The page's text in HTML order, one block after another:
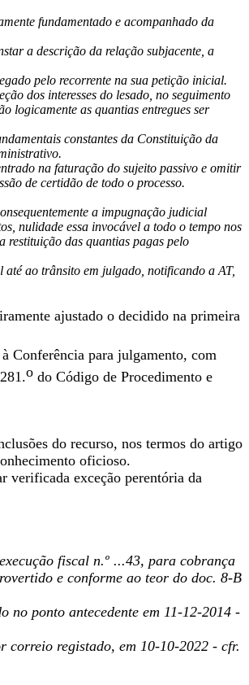
fundamentado e acompanhado da
a descrição da relação subjacente, a
pelo recorrente na sua petição inicial.
dos interesses do lesado, no seguimento
logicamente as quantias entregues ser
constantes da Constituição da
na faturação do sujeito passivo e omitir
de certidão de todo o processo.
a impugnação judicial
nulidade essa invocável a todo o tempo nos
restituição das quantias pagas pelo
até ao trânsito em julgado, notificando a AT,
ajustado o decidido na primeira
Conferência para julgamento, com
o do Código de Procedimento e
do recurso, nos termos do artigo
oficioso.
verificada exceção perentória da
fiscal n.º ...43, para cobrança
e conforme ao teor do doc. 8-B
no ponto antecedente em 11-12-2014 -
correio registado, em 10-10-2022 - cfr.